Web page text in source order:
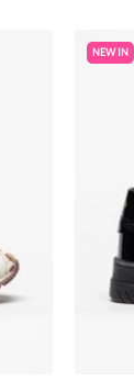
NEW IN